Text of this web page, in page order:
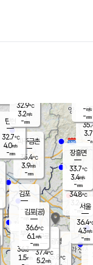
양주
3.7
-mm
파주금촌
35.4℃
3.9m/s
-mm
탄현
32.7℃
4.0m/s
-mm
김포
- ℃
-m/s
mm
광명
35.8 ℃
부천
36.3℃
1.5m/s
구로
37.4℃
5.2m/s
은평
34.8℃
3.2 m/s
- mm
장흥면
33.7℃
3.4m/s
-mm
-m/s
-mm
김포(공)
36.6℃
6.1 m/s
-mm
서울
36.4
4.3m/s
-mm
32.9℃
3.2m/s
-mm